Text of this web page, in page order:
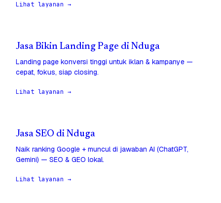
Lihat layanan →
Jasa Bikin Landing Page di Nduga
Landing page konversi tinggi untuk iklan & kampanye —
cepat, fokus, siap closing.
Lihat layanan →
Jasa SEO di Nduga
Naik ranking Google + muncul di jawaban AI (ChatGPT,
Gemini) — SEO & GEO lokal.
Lihat layanan →